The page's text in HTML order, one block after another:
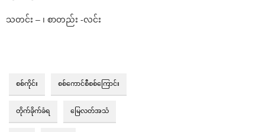
သတင်း – ၊ စာတည်း -လင်း
စစ်ကိုင်း စစ်ကောင်စီစစ်ကြောင်း
တိုက်ခိုက်ခံရ မြေလတ်အသံ